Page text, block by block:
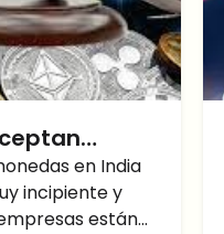
en India
incipiente y
están